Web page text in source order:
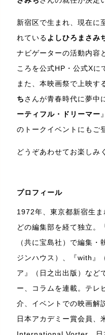
新宿区で生まれ、現在に
れているよしひろまさみ
ナビゲーターの活動内容
ころを公式HP・公式Xに
また、本映画祭で上映す
ちさんが青春時代に夢中
ーティフル・ドリーマー
のトークイベントにもご
どうぞあわせてお楽しみ
プロフィール
1972年、東京都新宿生
どの編集部を経て独立。
（共に宝島社）で編集
ジンハウス）、『with』
ア』（日之出出版）など
ー、コラムを連載。テレ
介、イベントでの映画解
日本アカデミー賞会員、